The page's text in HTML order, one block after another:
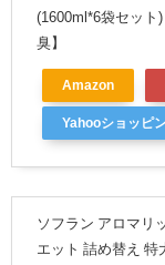
(1600ml*6袋セット
臭】
Amazon
Yahooショッピ
ソフラン アロマリ
エット 詰め替え 特